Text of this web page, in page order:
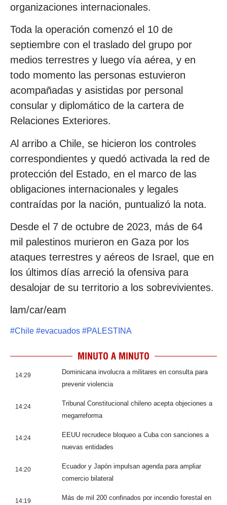
organizaciones internacionales.
Toda la operación comenzó el 10 de
septiembre con el traslado del grupo por
medios terrestres y luego vía aérea, y en
todo momento las personas estuvieron
acompañadas y asistidas por personal
consular y diplomático de la cartera de
Relaciones Exteriores.
Al arribo a Chile, se hicieron los controles
correspondientes y quedó activada la red de
protección del Estado, en el marco de las
obligaciones internacionales y legales
contraídas por la nación, puntualizó la nota.
Desde el 7 de octubre de 2023, más de 64
mil palestinos murieron en Gaza por los
ataques terrestres y aéreos de Israel, que en
los últimos días arreció la ofensiva para
desalojar de su territorio a los sobrevivientes.
lam/car/eam
#Chile #evacuados #PALESTINA
MINUTO A MINUTO
14:29
Dominicana involucra a militares en consulta para
prevenir violencia
14:24
Tribunal Constitucional chileno acepta objeciones a
megarreforma
14:24
EEUU recrudece bloqueo a Cuba con sanciones a
nuevas entidades
14:20
Ecuador y Japón impulsan agenda para ampliar
comercio bilateral
14:19
Más de mil 200 confinados por incendio forestal en